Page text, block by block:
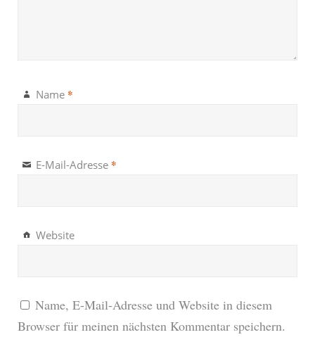
Name *
E-Mail-Adresse *
Website
Name, E-Mail-Adresse und Website in diesem
Browser für meinen nächsten Kommentar speichern.